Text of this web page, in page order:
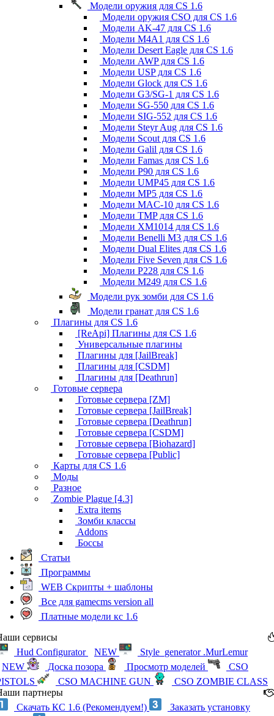
Модели оружия для CS 1.6
Модели оружия CSO для CS 1.6
Модели AK-47 для CS 1.6
Модели M4A1 для CS 1.6
Модели Desert Eagle для CS 1.6
Модели AWP для CS 1.6
Модели USP для CS 1.6
Модели Glock для CS 1.6
Модели G3/SG-1 для CS 1.6
Модели SG-550 для CS 1.6
Модели SIG-552 для CS 1.6
Модели Steyr Aug для CS 1.6
Модели Scout для CS 1.6
Модели Galil для CS 1.6
Модели Famas для CS 1.6
Модели P90 для CS 1.6
Модели UMP45 для CS 1.6
Модели MP5 для CS 1.6
Модели MAC-10 для CS 1.6
Модели TMP для CS 1.6
Модели XM1014 для CS 1.6
Модели Benelli M3 для CS 1.6
Модели Dual Elites для CS 1.6
Модели Five Seven для CS 1.6
Модели P228 для CS 1.6
Модели M249 для CS 1.6
Модели рук зомби для CS 1.6
Модели гранат для CS 1.6
Плагины для CS 1.6
[ReApi] Плагины для CS 1.6
Универсальные плагины
Плагины для [JailBreak]
Плагины для [CSDM]
Плагины для [Deathrun]
Готовые сервера
Готовые сервера [ZM]
Готовые сервера [JailBreak]
Готовые сервера [Deathrun]
Готовые сервера [CSDM]
Готовые сервера [Biohazard]
Готовые сервера [Public]
Карты для CS 1.6
Моды
Разное
Zombie Plague [4.3]
Extra items
Зомби классы
Addons
Боссы
Статьи
Программы
WEB Скрипты + шаблоны
Все для gamecms version all
Платные модели кс 1.6
сервисы
Hud Configurator
NEW
Style_generator .MurLemur
NEW
Доска позора Просмотр моделей
CSO
CSO MACHINE GUN
CSO ZOMBIE CLASS
партнеры
Скачать КС 1.6 (Рекомендуем!)
Заказать установку